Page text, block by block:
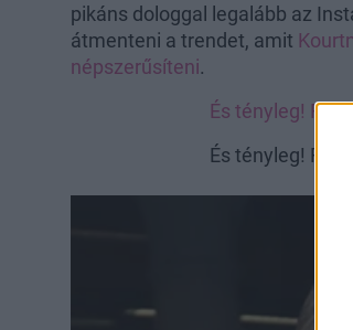
pikáns dologgal legalább az
átmenteni a trendet, amit
népszerűsíteni.
És tényleg!
És tényleg!